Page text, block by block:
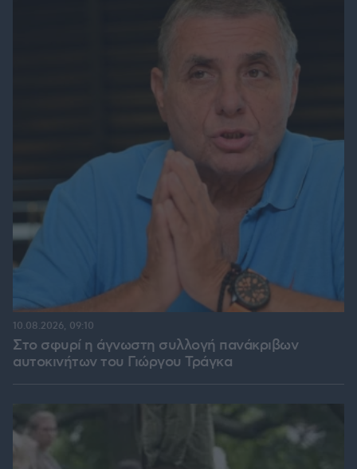
Στο σφυρί η άγνωστη συλλογή πανάκριβων
αυτοκινήτων του Γιώργου Τράγκα
10.08.2026, 09:10